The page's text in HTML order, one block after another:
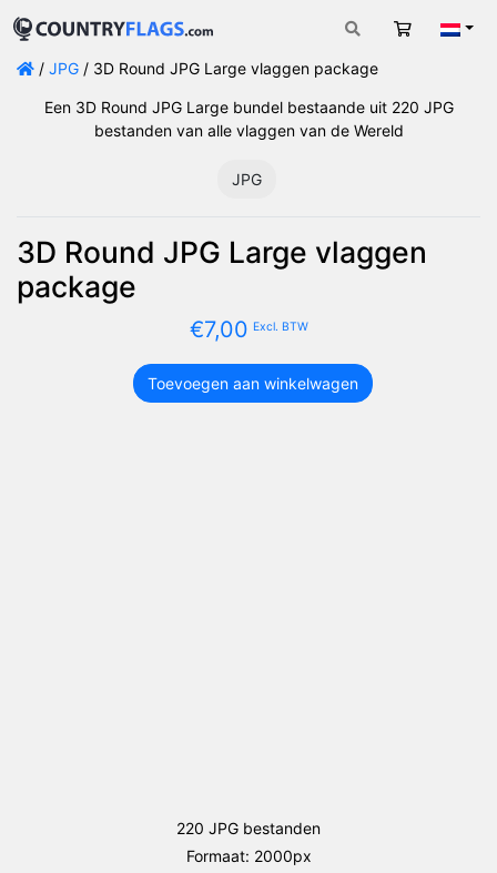
/ JPG / 3D Round JPG Large vlaggen package
Een 3D Round JPG Large bundel bestaande uit 220 JPG
bestanden van alle vlaggen van de Wereld
JPG
3D Round JPG Large vlaggen
package
€7,00 Excl. BTW
3D
Toevoegen aan winkelwagen
220 JPG bestanden
Formaat: 2000px